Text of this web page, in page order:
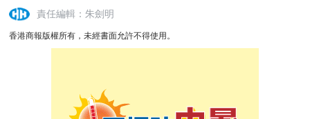
責任編輯：朱劍明
香港商報版權所有，未經書面允許不得使用。